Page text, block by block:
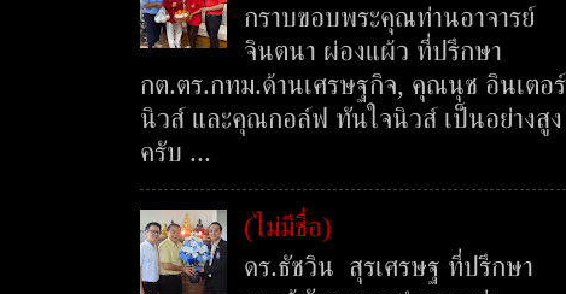
กราบขอบพระคุณท่านอาจารย์
จินตนา ผ่องแผ้ว ที่ปรึกษา
กต.ตร.กทม.ด้านเศรษฐกิจ, คุณนุช อินเตอร์
นิวส์ และคุณกอล์ฟ ทันใจนิวส์ เป็นอย่างสูง
ครับ ...
(ไม่มีชื่อ)
ดร.ธัชวิน สุรเศรษฐ ที่ปรึกษา